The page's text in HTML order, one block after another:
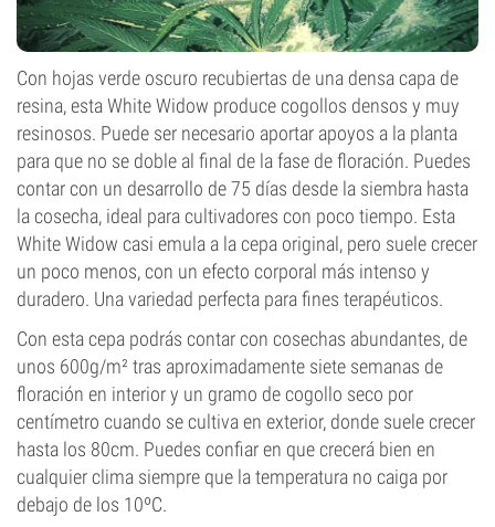
Con hojas verde oscuro recubiertas de una densa capa de
resina, esta White Widow produce cogollos densos y muy
resinosos. Puede ser necesario aportar apoyos a la planta
para que no se doble al final de la fase de floración. Puedes
contar con un desarrollo de 75 días desde la siembra hasta
la cosecha, ideal para cultivadores con poco tiempo. Esta
White Widow casi emula a la cepa original, pero suele crecer
un poco menos, con un efecto corporal más intenso y
duradero. Una variedad perfecta para fines terapéuticos.
Con esta cepa podrás contar con cosechas abundantes, de
unos 600g/m² tras aproximadamente siete semanas de
floración en interior y un gramo de cogollo seco por
centímetro cuando se cultiva en exterior, donde suele crecer
hasta los 80cm. Puedes confiar en que crecerá bien en
cualquier clima siempre que la temperatura no caiga por
debajo de los 10ºC.